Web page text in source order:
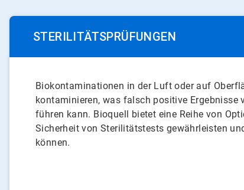
STERILITÄTSPRÜFUNGEN
Biokontaminationen in der Luft oder auf
kontaminieren, was falsch positive
führen kann. Bioquell bietet eine Reihe von
Sicherheit von Sterilitätstests gewährleisten
können.